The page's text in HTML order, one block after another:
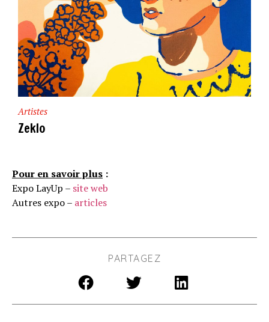
Artistes
Zeklo
Pour en savoir plus :
Expo LayUp – site web
Autres expo – articles
PARTAGEZ